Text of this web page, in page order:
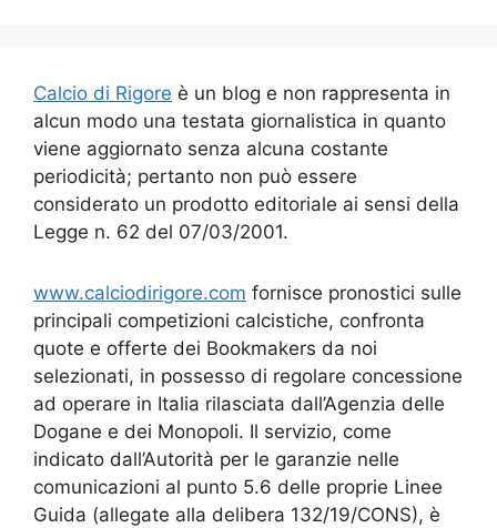
Calcio di Rigore è un blog e non rappresenta in
alcun modo una testata giornalistica in quanto
viene aggiornato senza alcuna costante
periodicità; pertanto non può essere
considerato un prodotto editoriale ai sensi della
Legge n. 62 del 07/03/2001.
www.calciodirigore.com fornisce pronostici sulle
principali competizioni calcistiche, confronta
quote e offerte dei Bookmakers da noi
selezionati, in possesso di regolare concessione
ad operare in Italia rilasciata dall’Agenzia delle
Dogane e dei Monopoli. Il servizio, come
indicato dall’Autorità per le garanzie nelle
comunicazioni al punto 5.6 delle proprie Linee
Guida (allegate alla delibera 132/19/CONS), è